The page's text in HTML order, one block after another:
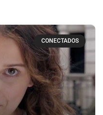
CONECTADOS